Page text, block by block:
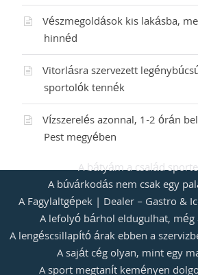
Vészmegoldások kis lakásba,
hinnéd
Vitorlásra szervezett
sportolók tennék
Vízszerelés azonnal, 1-2 órán
Pest megyében
A bátyám a család
A búvárkodás nem csak egy
A Fagylaltgépek | Dealer – Gastro &
A lefolyó bárhol eldugulhat, még
A lengéscsillapító árak ebben a
A saját cég olyan, mint egy
A sport megtanít keményen